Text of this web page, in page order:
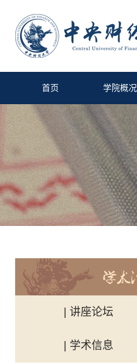
首页 学院概况
| 讲座论坛
| 学术信息